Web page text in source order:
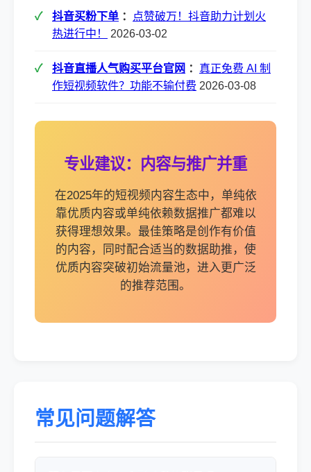
抖音买粉下单 ：
点赞破万！抖音助力计划火
热进行中！
2026-03-02
抖音直播人气购买平台官网 ： 真正免费 AI 制
作短视频软件？功能不输付费 2026-03-08
专业建议：内容与推广并重
在2025年的短视频内容生态中，单纯依
靠优质内容或单纯依赖数据推广都难以
获得理想效果。最佳策略是创作有价值
的内容，同时配合适当的数据助推，使
优质内容突破初始流量池，进入更广泛
的推荐范围。
常见问题解答